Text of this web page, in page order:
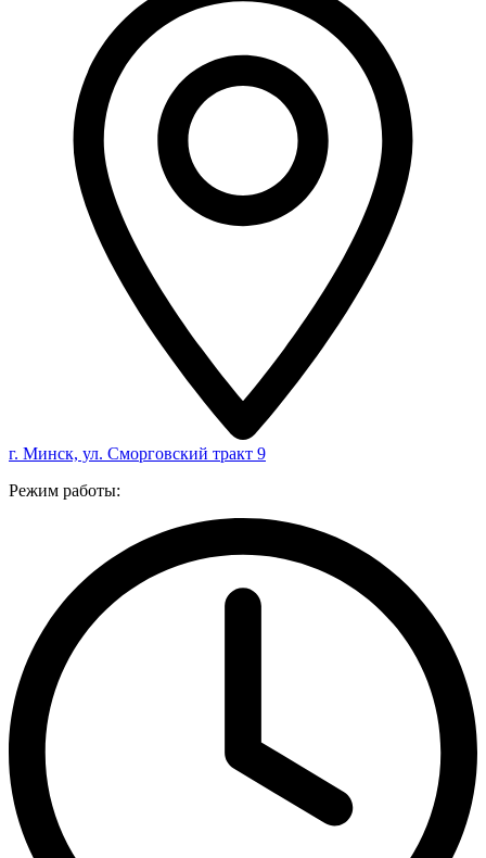
г. Минск, ул. Сморговский тракт 9
Режим работы: